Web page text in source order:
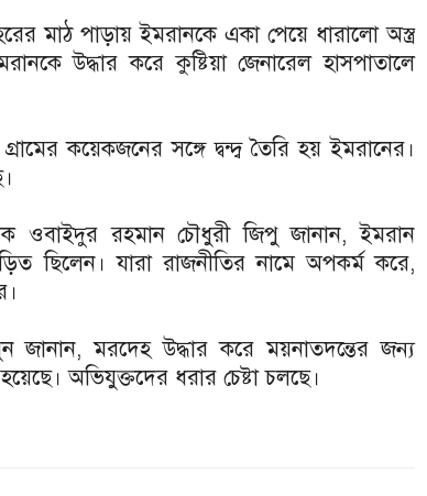
মাঠ পাড়ায় ইমরানকে একা পেয়ে ধারালো অস্ত্র
উদ্ধার করে কুষ্টিয়া জেনারেল হাসপাতালে
কয়েকজনের সঙ্গে দ্বন্দ্ব তৈরি হয় ইমরানের।
ওবাইদুর রহমান চৌধুরী জিপু জানান, ইমরান
ছিলেন। যারা রাজনীতির নামে অপকর্ম করে,
জানান, মরদেহ উদ্ধার করে ময়নাতদন্তের জন্য
অভিযুক্তদের ধরার চেষ্টা চলছে।